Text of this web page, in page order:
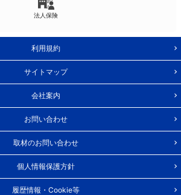
法人保険
利用規約
サイトマップ
会社案内
お問い合わせ
取材のお問い合わせ
個人情報保護方針
履歴情報・Cookie等